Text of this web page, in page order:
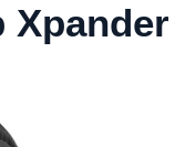
Xpander